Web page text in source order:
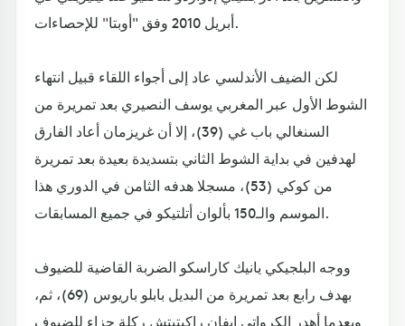
أبريل 2010 وفق "أوبتا" للإحصاءات.
لكن الضيف الأندلسي عاد إلى أجواء اللقاء قبيل انتهاء
الشوط الأول عبر المغربي يوسف النصيري بعد تمريرة من
السنغالي باب غي (39)، إلا أن غريزمان أعاد الفارق
لهدفين في بداية الشوط الثاني بتسديدة بعيدة بعد تمريرة
من كوكي (53)، مسجلا هدفه الثامن في الدوري هذا
الموسم والـ150 بألوان أتلتيكو في جميع المسابقات.
ووجه البلجيكي يانيك كاراسكو الضربة القاضية للضيوف
بهدف رابع بعد تمريرة من البديل بابلو باريوس (69)، ثم،
وبعدما أهدر الكرواتي إيفان راكيتيتش ركلة جزاء للضيوف